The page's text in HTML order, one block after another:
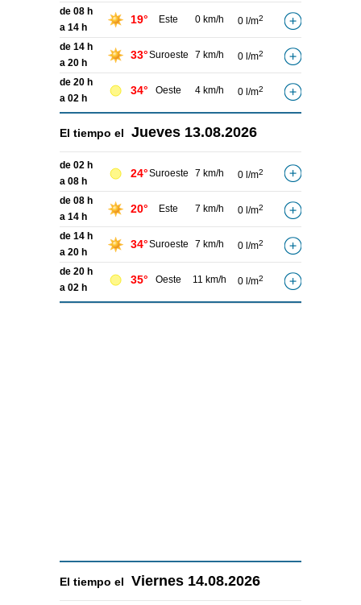
de 08 h
a 14 h
19° Este 0 km/h 0 l/m2
de 14 h
a 20 h
33°Suroeste 7 km/h 0 l/m2
de 20 h
a 02 h
34° Oeste 4 km/h 0 l/m2
El tiempo el Jueves 13.08.2026
de 02 h
a 08 h
24°Suroeste 7 km/h 0 l/m2
de 08 h
a 14 h
20° Este 7 km/h 0 l/m2
de 14 h
a 20 h
34°Suroeste 7 km/h 0 l/m2
de 20 h
a 02 h
35° Oeste 11 km/h 0 l/m2
El tiempo el Viernes 14.08.2026